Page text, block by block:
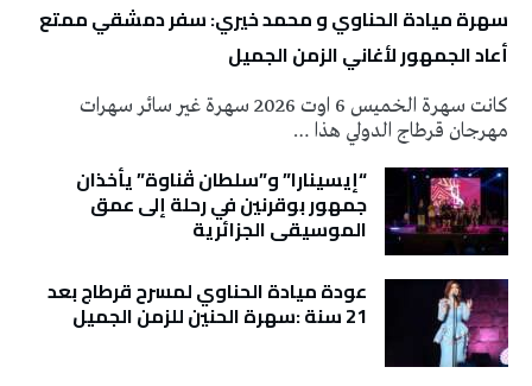
سهرة ميادة الحناوي و محمد خيري: سفر دمشقي ممتع
أعاد الجمهور لأغاني الزمن الجميل
كانت سهرة الخميس 6 اوت 2026 سهرة غير سائر سهرات
مهرجان قرطاج الدولي هذا …
“إيسينارا” و”سلطان ڤناوة” يأخذان
جمهور بوقرنين في رحلة إلى عمق
الموسيقى الجزائرية
عودة ميادة الحناوي لمسرح قرطاج بعد
21 سنة :سهرة الحنين للزمن الجميل